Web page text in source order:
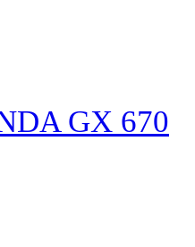
GX 670